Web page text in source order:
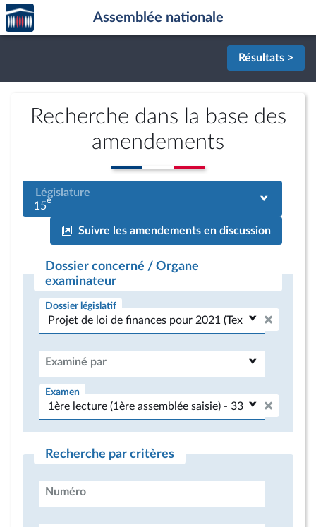
Aller au contenu
Aller en bas de la page
Accèder
à la
page
Assemblée nationale
Résultats >
Recherche dans la base des
amendements
Législature
15e
Suivre les amendements en discussion
Dossier concerné / Organe
examinateur
Dossier législatif
Examiné par
Examen
Recherche par critères
Numéro